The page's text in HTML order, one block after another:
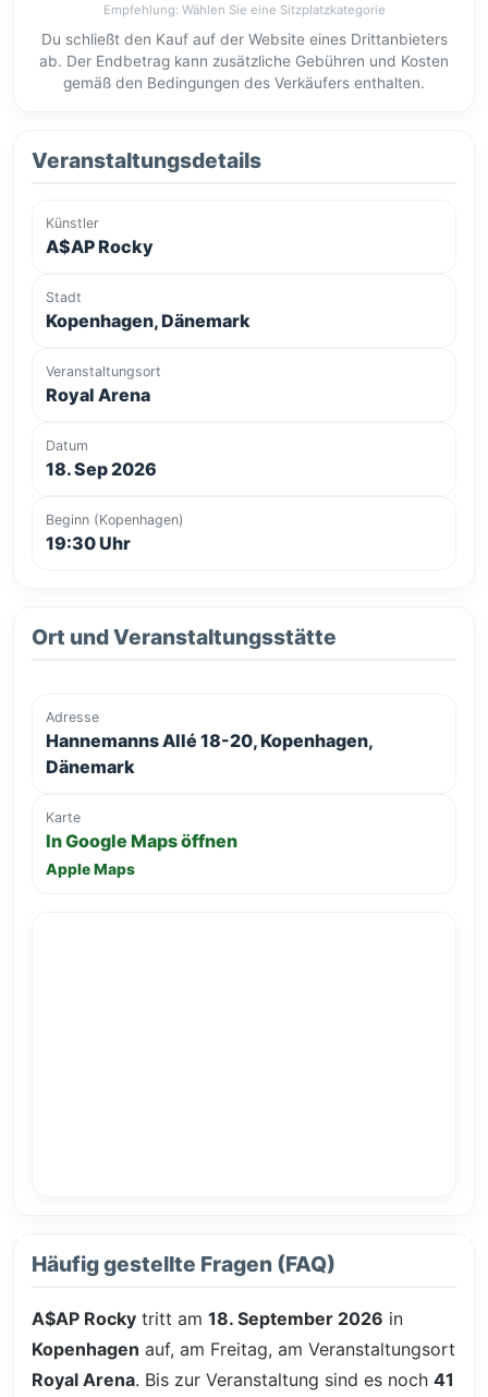
Empfehlung: Wählen Sie eine Sitzplatzkategorie
Du schließt den Kauf auf der Website eines Drittanbieters
ab. Der Endbetrag kann zusätzliche Gebühren und Kosten
gemäß den Bedingungen des Verkäufers enthalten.
Veranstaltungsdetails
Künstler
A$AP Rocky
Stadt
Kopenhagen, Dänemark
Veranstaltungsort
Royal Arena
Datum
18. Sep 2026
Beginn (Kopenhagen)
19:30 Uhr
Ort und Veranstaltungsstätte
Adresse
Hannemanns Allé 18-20, Kopenhagen,
Dänemark
Karte
In Google Maps öffnen
Apple Maps
Häufig gestellte Fragen (FAQ)
A$AP Rocky tritt am 18. September 2026 in
Kopenhagen auf, am Freitag, am Veranstaltungsort
Royal Arena. Bis zur Veranstaltung sind es noch 41